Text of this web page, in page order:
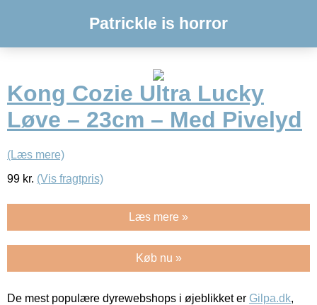
Patrickle is horror
Kong Cozie Ultra Lucky
Løve – 23cm – Med Pivelyd
(Læs mere)
99 kr. (Vis fragtpris)
Læs mere »
Køb nu »
De mest populære dyrewebshops i øjeblikket er Gilpa.dk,